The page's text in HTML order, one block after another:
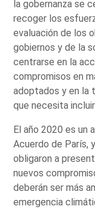
la gobernanza se
recoger los
evaluación de los
gobiernos y de la
centrarse en la
compromisos en
adoptados y en la
que necesita
El año 2020 es un
Acuerdo de París,
obligaron a
nuevos
deberán ser más
emergencia